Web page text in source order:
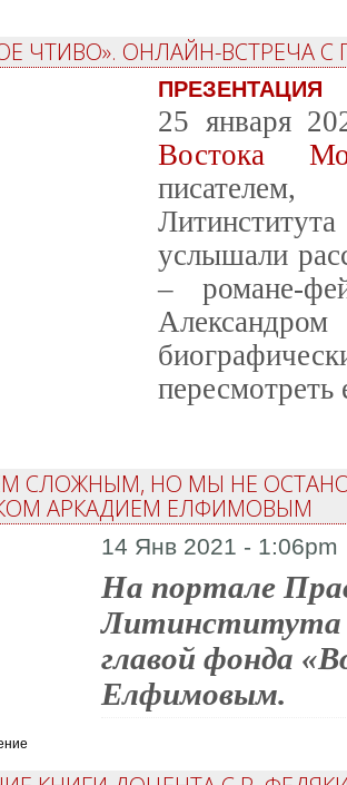
ЧТИВО». ОНЛАЙН-ВСТРЕЧА
ПРЕЗЕНТАЦИЯ
25 января
Востока
услышали
– романе-
пересмотреть
СЛОЖНЫМ, НО МЫ НЕ
АРКАДИЕМ ЕЛФИМОВЫМ
14 Янв 2021 - 1:06pm
На портале
Литинститута
главой фонда
Елфимовым.